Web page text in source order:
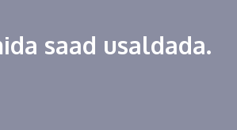
saad usaldada.